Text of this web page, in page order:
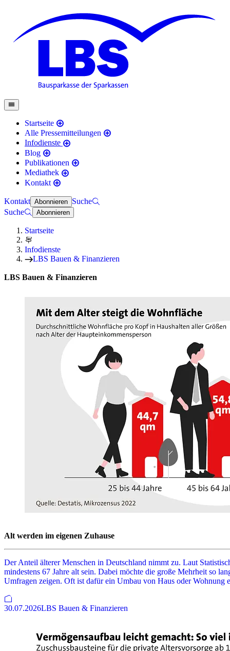
Startseite
Alle Pressemitteilungen
Infodienste
Blog
Publikationen
Mediathek
Kontakt
Kontakt Abonnieren Suche
Suche
Abonnieren
Startseite
Infodienste
LBS Bauen & Finanzieren
LBS Bauen & Finanzieren
Alt werden im eigenen Zuhause
Der Anteil älterer Menschen in Deutschland nimmt zu. Laut
mindestens 67 Jahre alt sein. Dabei möchte die große Mehrheit so
Umfragen zeigen. Oft ist dafür ein Umbau von Haus oder
30.07.2026LBS Bauen & Finanzieren